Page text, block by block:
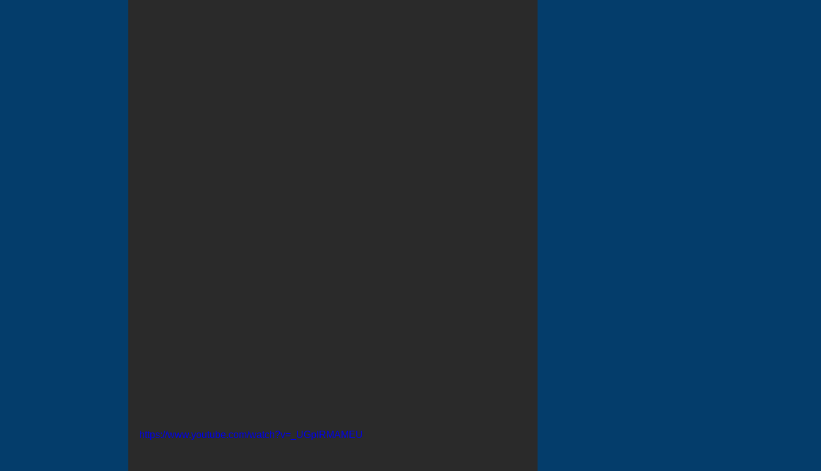
https://www.youtube.com/watch?v=_UGpIRMAMEU